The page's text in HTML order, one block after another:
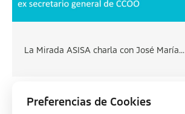
La Mirada ASISA charla con José María...
Preferencias de Cookies